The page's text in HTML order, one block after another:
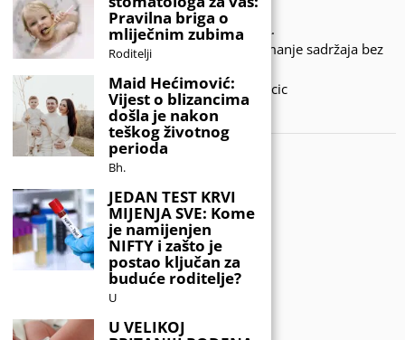
© 2020 - KIDSINFO.BA.
Sva prava zadržana. Zabranjeno preuzimanje sadržaja bez
Developed by Amar SIjercic
IZAŠAO JE NOVI MAGAZIN!
Pravilna briga o
mliječnim zubima
Roditelji
Maid Hećimović:
Vijest o blizancima
došla je nakon
teškog životnog
perioda
Bh.
JEDAN TEST KRVI
MIJENJA SVE: Kome
je namijenjen
NIFTY i zašto je
postao ključan za
buduće roditelje?
U
U VELIKOJ